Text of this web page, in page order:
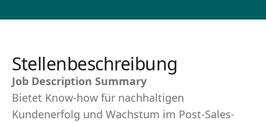
Stellenbeschreibung
Job Description Summary
Bietet Know-how für nachhaltigen
Kundenerfolg und Wachstum im Post-Sales-